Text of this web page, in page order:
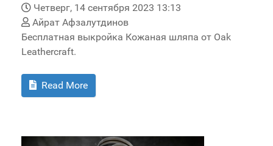
Четверг, 14 сентября 2023 13:13
Айрат Афзалутдинов
Бесплатная выкройка Кожаная шляпа от Oak
Leathercraft.
Read More